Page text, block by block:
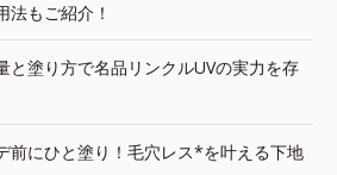
法もご紹介！
と塗り方で名品リンクルUVの実力を存
前にひと塗り！毛穴レス*を叶える下地